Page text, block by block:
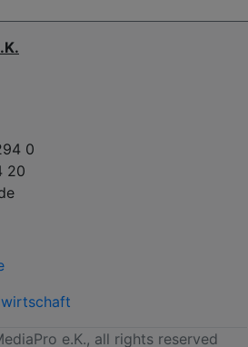
0
20
e.K., all rights reserved